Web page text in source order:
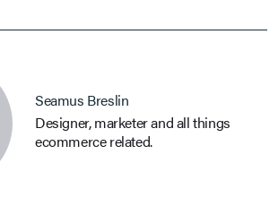
Seamus Breslin
Designer, marketer and all things
ecommerce related.